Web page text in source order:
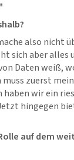
also nicht
sich aber alles
Daten weiß,
zuerst
haben wir ein
hingegen
auf dem